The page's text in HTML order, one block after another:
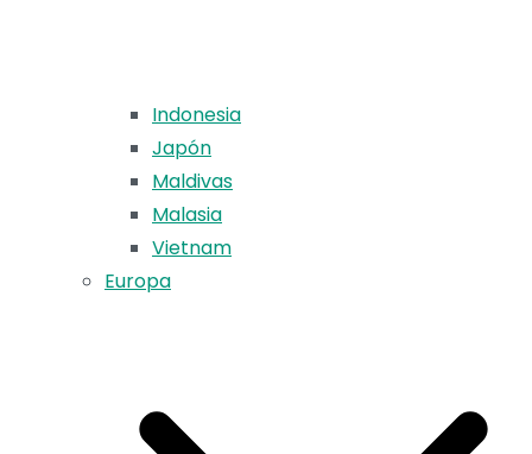
Indonesia
Japón
Maldivas
Malasia
Vietnam
Europa